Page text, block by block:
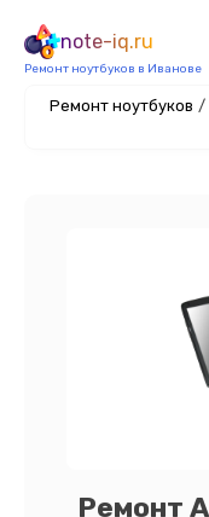
note-iq.ru
Ремонт ноутбуков в Иванове
Ремонт ноутбуков /
Ремонт